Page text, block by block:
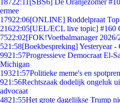
18722:11 [SBS6] De Oranjezomer
ermee
17922:06[ONLINE] Roddelpraat
21622:05[UEL/ECL live topic]
7522:02[FOK!Voetbalmanager
521:58[Boekbespreking] Yesteryear
9921:57Progressieve Democraat El-
Michigan
19321:57Politieke meme's en
921:56Rechtszaak dodelijk ongeluk
advocaat
4821:55Het grote dagelijkse Trump